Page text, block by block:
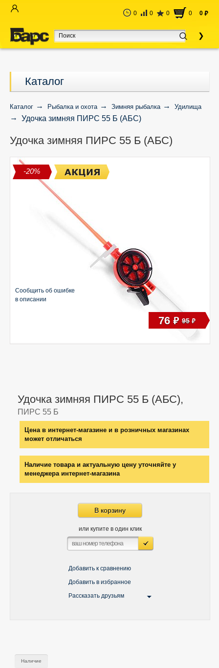
0 0 0 0 0 руб
Каталог
Каталог Рыбалка и охота Зимняя рыбалка Удилища
Удочка зимняя ПИРС 55 Б (АБС)
Удочка зимняя ПИРС 55 Б (АБС)
-20%
Удочка зимняя ПИРС 55 Б (АБС),
ПИРС 55 Б
Цена в интернет-магазине и в розничных магазинах
может отличаться
Наличие товара и актуальную цену уточняйте у
менеджера интернет-магазина
В корзину
или купите в один клик
Добавить к сравнению
Добавить в избранное
Рассказать друзьям
Сообщить об ошибке
в описании
76 руб 95 руб
Наличие